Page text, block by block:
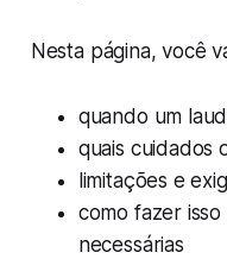
Nesta página, você
quando um
quais cuidados
limitações e
como fazer
necessárias